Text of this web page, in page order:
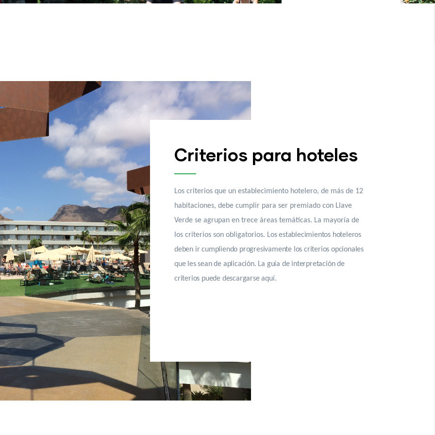
Criterios para hoteles
Los criterios que un establecimiento hotelero, de más de 12
habitaciones, debe cumplir para ser premiado con Llave
Verde se agrupan en trece áreas temáticas. La mayoría de
los criterios son obligatorios. Los establecimientos hoteleros
deben ir cumpliendo progresivamente los criterios opcionales
que les sean de aplicación. La guía de interpretación de
criterios puede descargarse aquí.